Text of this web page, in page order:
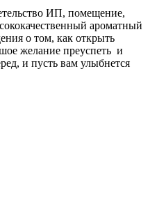
ИП, помещение,
ароматный
о том, как открыть
желание преуспеть и
и пусть вам улыбнется